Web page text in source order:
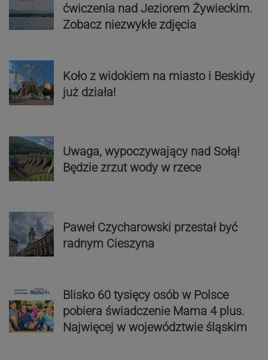
ćwiczenia nad Jeziorem Żywieckim.
Zobacz niezwykłe zdjęcia
Koło z widokiem na miasto i Beskidy
już działa!
Uwaga, wypoczywający nad Sołą!
Będzie zrzut wody w rzece
Paweł Czycharowski przestał być
radnym Cieszyna
Blisko 60 tysięcy osób w Polsce
pobiera świadczenie Mama 4 plus.
Najwięcej w województwie śląskim